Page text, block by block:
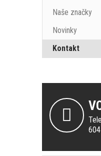
Naše značky
Novinky
Kontakt